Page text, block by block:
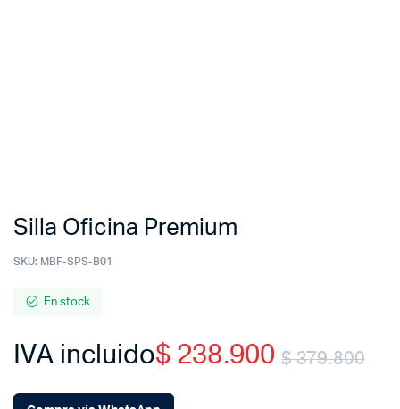
Silla Oficina Premium
SKU: MBF-SPS-B01
En stock
$379.800
$238.900
IVA incluido